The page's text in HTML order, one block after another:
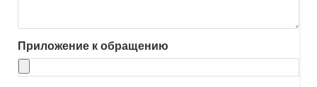
Приложение к обращению